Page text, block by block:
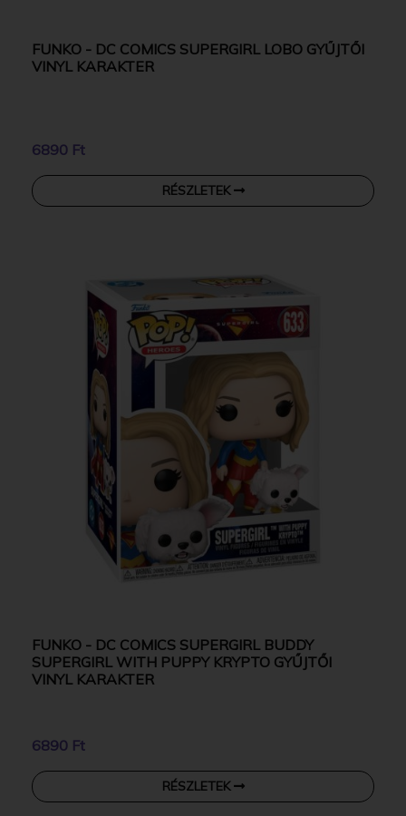
FUNKO - DC COMICS SUPERGIRL LOBO GYŰJTŐI
VINYL KARAKTER
6890 Ft
RÉSZLETEK
FUNKO - DC COMICS SUPERGIRL BUDDY
SUPERGIRL WITH PUPPY KRYPTO GYŰJTŐI
VINYL KARAKTER
6890 Ft
RÉSZLETEK